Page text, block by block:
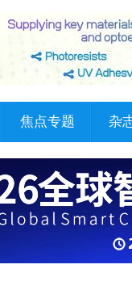
焦点专题 杂